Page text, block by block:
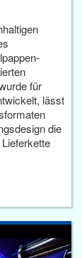
für
lässt
die